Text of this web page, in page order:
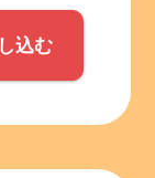
込む